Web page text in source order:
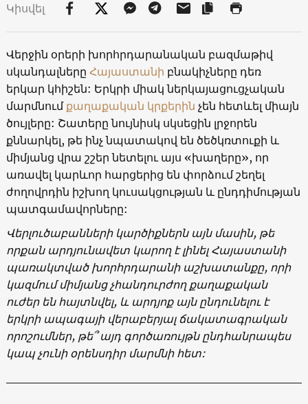
Կիսվել
Վերջին օրերի խորհրդարանական բազմաթիվ
սկանդալները Հայաստանի բնակիչները դեռ
երկար կհիշեն: Երկրի միակ ներկայացուցչական
մարմնում քաղաքական կրքերին չեն հետևել միայն
ծույլերը: Շատերը նույնիսկ սկսեցին լրջորեն
քննարկել, թե ինչ նպատակով են ծեծկռտուքի և
միմյանց վրա շշեր նետելու այս «խաղերը», որ
առավել կարևոր հարցերից են փորձում շեղել
ժողովրդին իշխող կուսակցության և ընդդիմության
պատգամավորները:
Վերլուծաբանների կարծիքներն այն մասին, թե
որքան արդյունավետ կարող է լինել Հայաստանի
պառակտված խորհրդարանի աշխատանքը, որի
կազմում միմյանց չհանդուրժող քաղաքական
ուժեր են հայտնվել, և արդյոք այն ընդունելու է
երկրի ապագայի վերաբերյալ ճակատագրական
որոշումներ, թե՞ այդ գործառույթն ընդհանրապես
կապ չունի օրենսդիր մարմնի հետ: